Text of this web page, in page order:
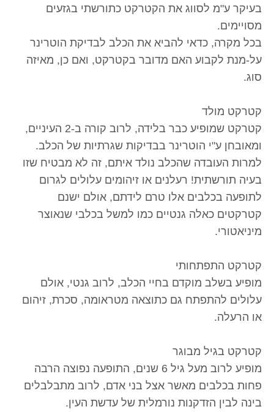
בעיקר ע"מ לסווג את הקטרקט כתורשתי בגזעים
מסויימים.
בכל מקרה, כדאי להביא את הכלב לבדיקת הוטרינר
על-מנת לקבוע האם מדובר בקטרקט, ואם כן, מאיזה
סוג.
קטרקט מולד
קטרקט שמופיע כבר בלידה, לרוב קורה ב-2 העיניים,
ומאובחן ע"י הוטרינר בבדיקות שגרתיות של הכלב.
למרות העובדה שהכלב נולד איתם, זה לא מבטיח שזו
בעיה תורשתית! רעלנים או זיהומים עלולים לגרום
לתופעה בכלבים אלו טרם לידתם, אולם ישנם
קטרקטים כאלה גנטיים כמו למשל בכלבי שנאוצר
מיניאטורי.
קטרקט התפתחותי
מופיע בשלב מוקדם בחיי הכלב, לרוב גנטי, אולם
עלולים להתפתח גם כתוצאה מטראומה, סכרת, זיהום
או הרעלה.
קטרקט בגיל מבוגר
מופיע לרוב מעל גיל 6 שנים, התופעה נפוצה הרבה
פחות בכלבים מאשר אצל בני אדם, לרוב מתבלבלים
בינה לבין הזדקנות נורמלית של עדשת העין.